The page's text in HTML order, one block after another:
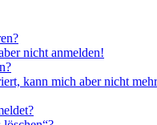
nicht anmelden!
kann mich aber nicht